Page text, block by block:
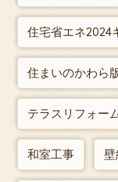
住宅省エネ2024
住まいのかわら
テラスリフォー
和室工事 壁